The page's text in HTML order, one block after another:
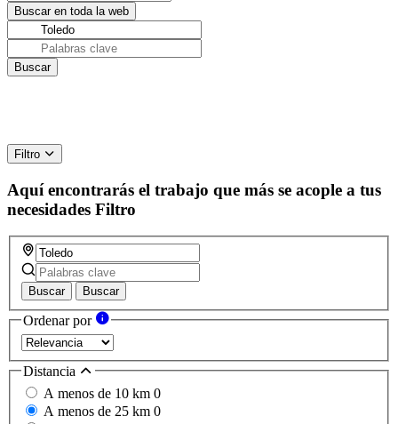
Filtro
Aquí encontrarás el trabajo que más se acople a tus
necesidades Filtro
Buscar Buscar
Ordenar por
Distancia
A menos de 10 km 0
A menos de 25 km 0